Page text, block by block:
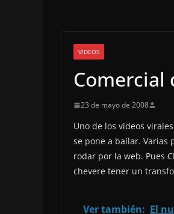
VIDEOS
Comercial
23 de mayo de 2008
Uno de los videos
se pone a bailar. Varias
rodar por la web. Pues
chevere tener un
Ver también: El